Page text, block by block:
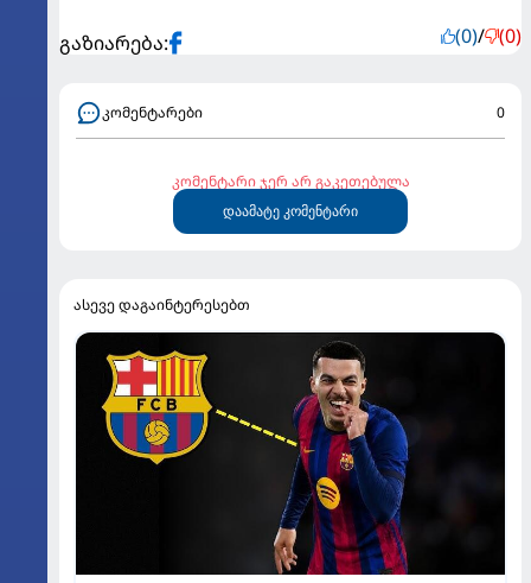
გაზიარება: (0)/ (0)
კომენტარები 0
კომენტარი ჯერ არ გაკეთებულა
დაამატე კომენტარი
ასევე დაგაინტერესებთ